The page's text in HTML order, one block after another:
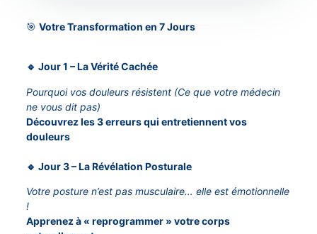
🎯 Votre Transformation en 7 Jours
🔹 Jour 1 – La Vérité Cachée
Pourquoi vos douleurs résistent (Ce que votre médecin
ne vous dit pas)
Découvrez les 3 erreurs qui entretiennent vos
douleurs
🔹 Jour 3 – La Révélation Posturale
Votre posture n’est pas musculaire… elle est émotionnelle
!
Apprenez à « reprogrammer » votre corps